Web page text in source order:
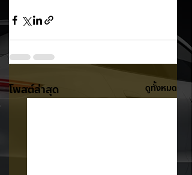
โพสต์ล่าสุด ดูทั้งหมด